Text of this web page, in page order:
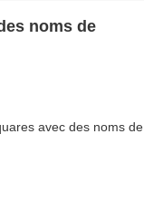
noms de